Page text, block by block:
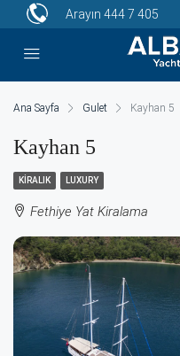
Arayın 444 7 405
Ana Sayfa Gulet Kayhan 5
Kayhan 5
KIRALIK LUXURY
Fethiye Yat Kiralama